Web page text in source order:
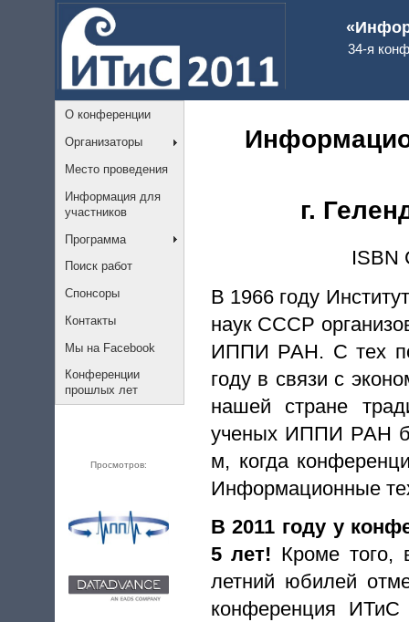
34-я
О конференции
Организаторы
Место проведения
Информация для
участников
Программа
Поиск работ
Спонсоры
Контакты
Мы на Facebook
Конференции
прошлых лет
Просмотров:
г.
ISBN
В 1966 году
наук СССР
ИППИ РАН. С тех
году в связи с
нашей стране
ученых ИППИ РАН
м, когда
Информационные
В 2011 году у
5 лет! Кроме того,
летний юбилей
конференция